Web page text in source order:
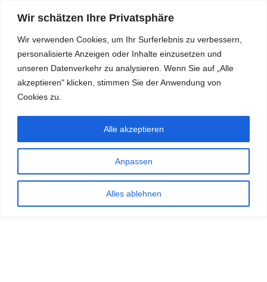
Wir schätzen Ihre Privatsphäre
Wir verwenden Cookies, um Ihr Surferlebnis zu verbessern,
personalisierte Anzeigen oder Inhalte einzusetzen und
unseren Datenverkehr zu analysieren. Wenn Sie auf „Alle
akzeptieren" klicken, stimmen Sie der Anwendung von
Cookies zu.
Anpassen
Alles ablehnen
Alle akzeptieren
RDKS.EXPERT
TESTS, EXPERTEN-TIPPS RUND UM DAS THEMA RDKS UND